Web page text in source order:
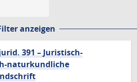
anzeigen
391 – Juristisch-
naturkundliche